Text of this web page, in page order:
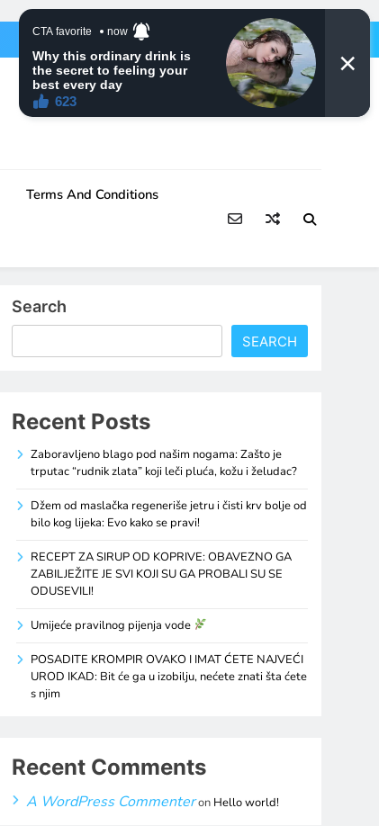
Terms And Conditions
Search
SEARCH
Recent Posts
Zaboravljeno blago pod našim nogama: Zašto je
trputac “rudnik zlata” koji leči pluća, kožu i želudac?
Džem od maslačka regeneriše jetru i čisti krv bolje od
bilo kog lijeka: Evo kako se pravi!
RECEPT ZA SIRUP OD KOPRIVE: OBAVEZNO GA
ZABILJEŽITE JE SVI KOJI SU GA PROBALI SU SE
ODUSEVILI!
Umijeće pravilnog pijenja vode
POSADITE KROMPIR OVAKO I IMAT ĆETE NAJVEĆI
UROD IKAD: Bit će ga u izobilju, nećete znati šta ćete
s njim
Recent Comments
A WordPress Commenteron Hello world!